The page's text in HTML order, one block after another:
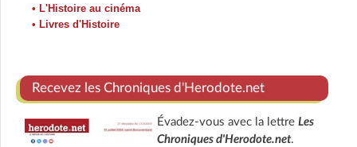
• L'Histoire au cinéma
• Livres d'Histoire
Recevez les Chroniques d'Herodote.net
Évadez-vous avec la lettre Les
Chroniques d'Herodote.net.